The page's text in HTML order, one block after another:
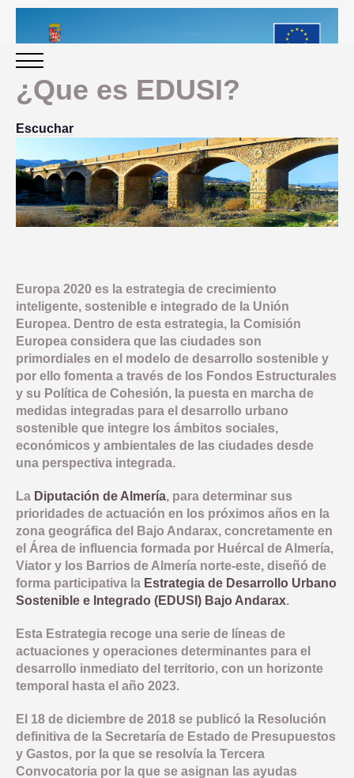
PERIODO 2014-2020
PROGRAMACIÓN
PRESENTACION
PLAN IMPLEMENTACIÓN
OBJETIVO TEMATICO 2
LINEA 1: MODERNIZAR LA ADMINISTRACION ELECTRONICA
OBJETIVO TEMATICO 4
OBJETIVO TEMATICO 6
OBJETIVO TEMATICO 9
OBJETIVO TEMATICO 99
LINEA 7: GESTION EDUSI
LINEA 8: COMUNICACION EDUSI
NORMATIVA
CONVOCATORIAS
EVALUACIÓN
OBJETIVOS
INDICADORES PRODUCTIVIDAD
INDICADORES RESULTADO
COMUNICACIÓN
INDICADORES DE COMUNICACION
NOTICIAS
BUENAS PRÁCTICAS
CONTACTO
COMPROMISO ANTIFRAUDE
DECLARACIÓN INSTITUCIONAL ANTIFRAUDE
COMISIÓN AUTOEVALUACIÓN DEL RIESGO
CANAL DE DENUNCIAS
¿Que es EDUSI?
Escuchar
Europa 2020 es la estrategia de crecimiento
inteligente, sostenible e integrado de la Unión
Europea. Dentro de esta estrategia, la Comisión
Europea considera que las ciudades son
primordiales en el modelo de desarrollo sostenible y
por ello fomenta a través de los Fondos Estructurales
y su Política de Cohesión, la puesta en marcha de
medidas integradas para el desarrollo urbano
sostenible que integre los ámbitos sociales,
económicos y ambientales de las ciudades desde
una perspectiva integrada.
La Diputación de Almería, para determinar sus
prioridades de actuación en los próximos años en la
zona geográfica del Bajo Andarax, concretamente en
el Área de influencia formada por Huércal de Almería,
Viator y los Barrios de Almería norte-este, diseñó de
forma participativa la Estrategia de Desarrollo Urbano
Sostenible e Integrado (EDUSI) Bajo Andarax.
Esta Estrategia recoge una serie de líneas de
actuaciones y operaciones determinantes para el
desarrollo inmediato del territorio, con un horizonte
temporal hasta el año 2023.
El 18 de diciembre de 2018 se publicó la Resolución
definitiva de la Secretaría de Estado de Presupuestos
y Gastos, por la que se resolvía la Tercera
Convocatoria por la que se asignan las ayudas
Aviso Legal Accesibilidad Mapa web Privacidad Cookies Contacto